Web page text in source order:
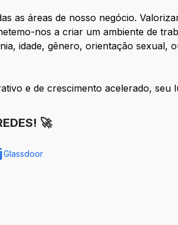
as áreas de nosso negócio.
nos a criar um ambiente de
idade, gênero, orientação sexual,
e de crescimento acelerado, seu
🚀
Glassdoor